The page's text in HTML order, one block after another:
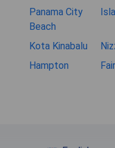
Panama City
Beach
Kota Kinabalu
Hampton